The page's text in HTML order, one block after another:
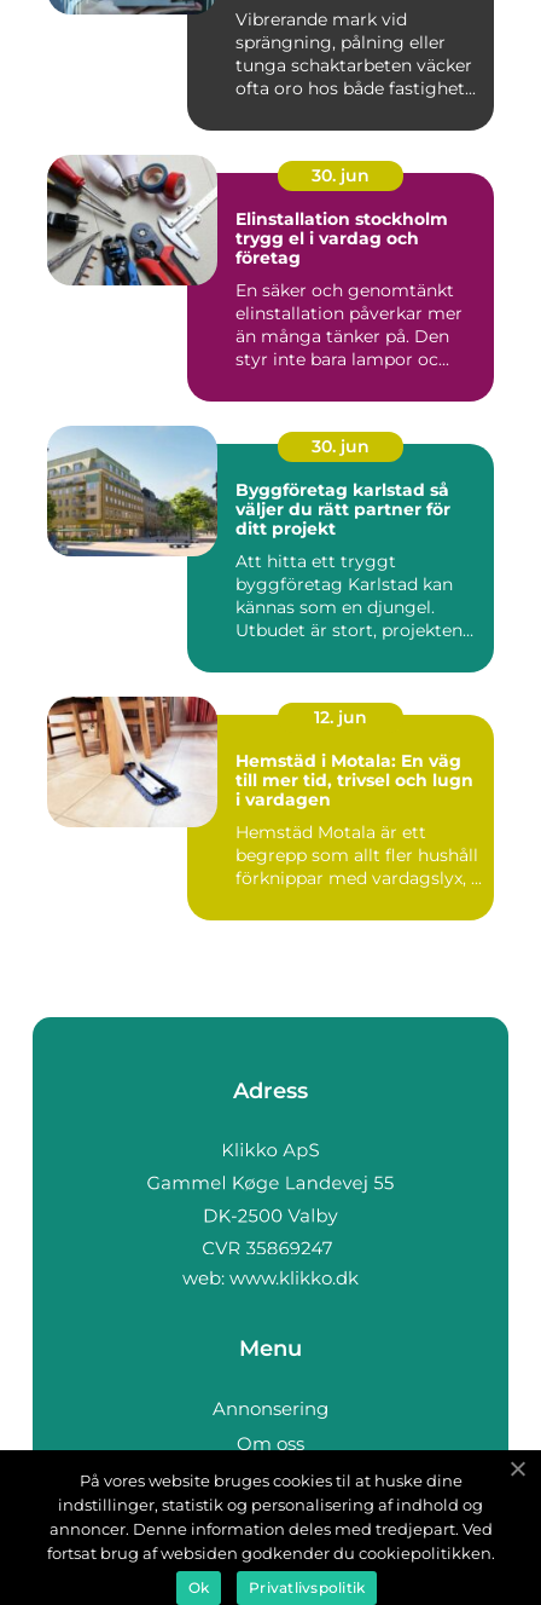
Vibrerande mark vid
sprängning, pålning eller
tunga schaktarbeten väcker
ofta oro hos både fastighet...
30. jun
Elinstallation stockholm
trygg el i vardag och
företag
En säker och genomtänkt
elinstallation påverkar mer
än många tänker på. Den
styr inte bara lampor oc...
30. jun
Byggföretag karlstad så
väljer du rätt partner för
ditt projekt
Att hitta ett tryggt
byggföretag Karlstad kan
kännas som en djungel.
Utbudet är stort, projekten
12. jun
Hemstäd i Motala: En väg
till mer tid, trivsel och lugn
i vardagen
Hemstäd Motala är ett
begrepp som allt fler hushåll
förknippar med vardagslyx, ...
Adress
web: www.klikko.dk
Menu
Annonsering
Om oss
Cookies
Kontakta oss
Sitemap
På vores website bruges cookies til at huske dine
indstillinger, statistik og personalisering af indhold og
annoncer. Denne information deles med tredjepart. Ved
fortsat brug af websiden godkender du cookiepolitikken.
Ok Privatlivspolitik